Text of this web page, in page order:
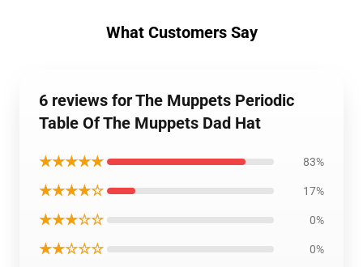
What Customers Say
6 reviews for The Muppets Periodic
Table Of The Muppets Dad Hat
★★★★★ 83%
★★★★☆ 17%
★★★☆☆ 0%
★★☆☆☆ 0%